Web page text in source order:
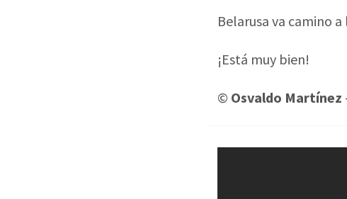
Belarusa va camino
¡Está muy bien!
© Osvaldo Martínez